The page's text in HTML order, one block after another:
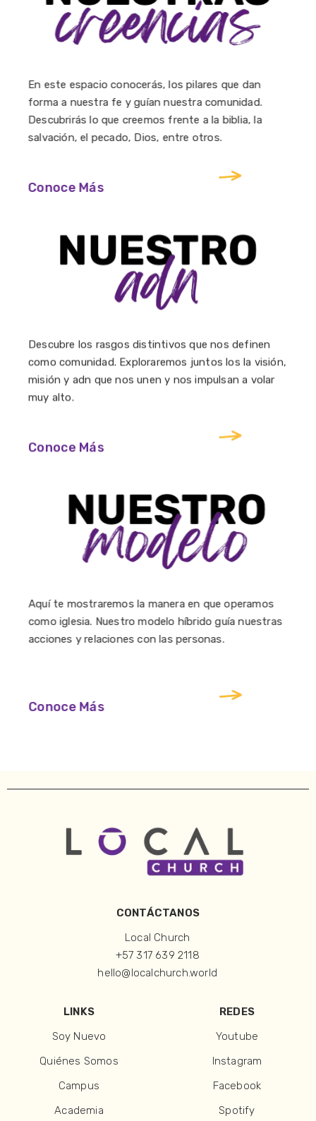
En este espacio conocerás, los pilares que dan
forma a nuestra fe y guían nuestra comunidad.
Descubrirás lo que creemos frente a la biblia, la
salvación, el pecado, Dios, entre otros.
Conoce Más
Descubre los rasgos distintivos que nos definen
como comunidad. Exploraremos juntos los la visión,
misión y adn que nos unen y nos impulsan a volar
muy alto.
Conoce Más
Aquí te mostraremos la manera en que operamos
como iglesia. Nuestro modelo híbrido guía nuestras
acciones y relaciones con las personas.
Conoce Más
CONTÁCTANOS
Local Church
+57 317 639 2118
hello@localchurch.world
LINKS
Soy Nuevo
Quiénes Somos
Campus
Academia
REDES
Youtube
Instagram
Facebook
Spotify